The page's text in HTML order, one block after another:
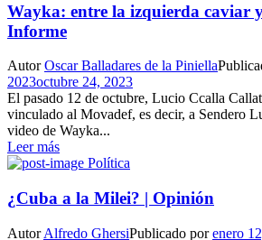
Wayka: entre la izquierda caviar
Informe
AutorOscar Balladares de la Piniella
2023octubre 24, 2023
El pasado 12 de octubre, Lucio Ccalla
vinculado al Movadef, es decir, a Sendero
video de Wayka...
Leer más
Política
¿Cuba a la Milei? | Opinión
AutorAlfredo GhersiPublicado porenero